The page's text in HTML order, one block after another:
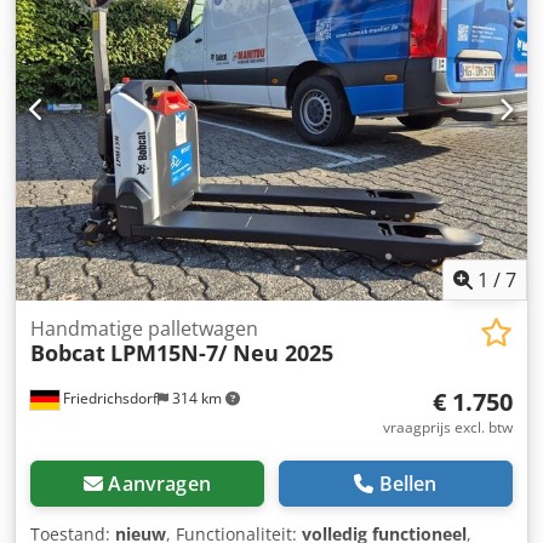
Bakbreedte: 1730 mm Uitvoering: mechanische snelwissel
Extra functie: Geen CE-keuring of registratie Geen
documentatie
1 /7
Friedrichsdorf 314 km
Handmatige palletwagen
Bobcat LPM15N-7/ Neu 2025
€ 1.750
vraagprijs excl. btw
Aanvragen Bellen
Toestand: nieuw, Functionaliteit: volledig functioneel,